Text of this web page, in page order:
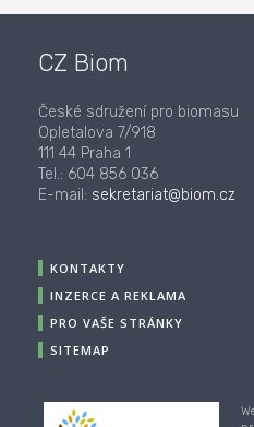
CZ Biom
České sdružení pro biomasu
Opletalova 7/918
111 44 Praha 1
Tel.: 604 856 036
E-mail: sekretariat@biom.cz
KONTAKTY
INZERCE A REKLAMA
PRO VAŠE STRÁNKY
SITEMAP